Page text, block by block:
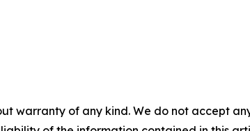
warranty of any kind. We do not accept